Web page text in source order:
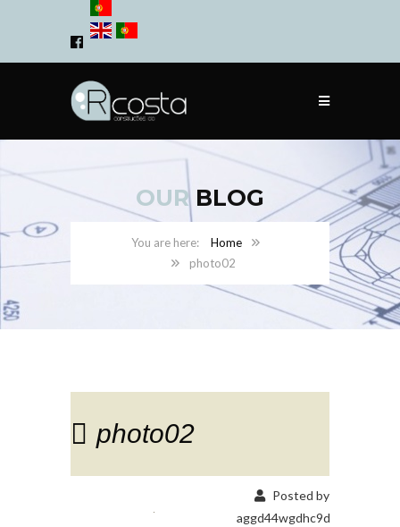
OURBLOG
Home
photo02
photo02
Posted by
aggd44wgdhc9d